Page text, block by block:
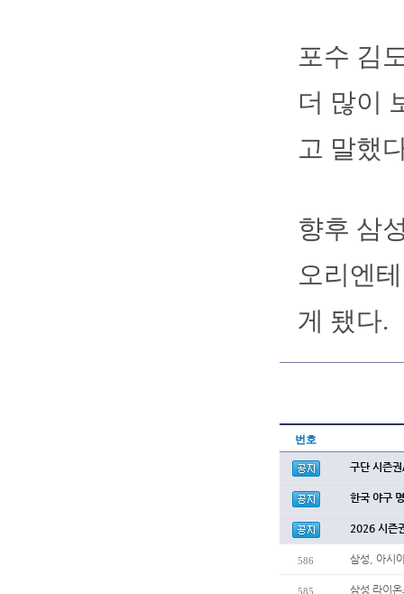
포수 김
더 많이
고 말했
향후 삼
오리엔
게 됐다.
번호
구단 시즌
한국 야구
2026 시즌
586 삼성, 아시
585 삼성 라이